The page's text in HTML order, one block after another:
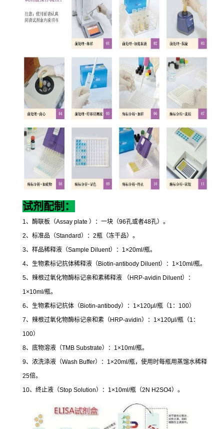
试剂配制：
1、酶联板（Assay plate ）：一块（96孔或者48孔）。
2、标准品（Standard）： 2瓶（冻干品）。
3、样品稀释液（Sample Diluent）： 1×20ml/瓶。
4、生物素标记抗体稀释液（Biotin-antibody Diluent）： 1×10ml/瓶。
5、辣根过氧化物酶标记亲和素稀释液 （HRP-avidin Diluent）：
1×10ml/瓶。
6、生物素标记抗体（Biotin-antibody）： 1×120μl/瓶（1 ： 100）
7、辣根过氧化物酶标记亲和素（HRP-avidin）： 1×120μl/瓶（1 ：
100）
8、底物溶液（TMB Substrate）： 1×10ml/瓶。
9、浓洗涤液（Wash Buffer）： 1×20ml/瓶，使用时每瓶用蒸馏水稀释
25倍。
10、终止液（Stop Solution）： 1×10ml/瓶（2N H2SO4）。